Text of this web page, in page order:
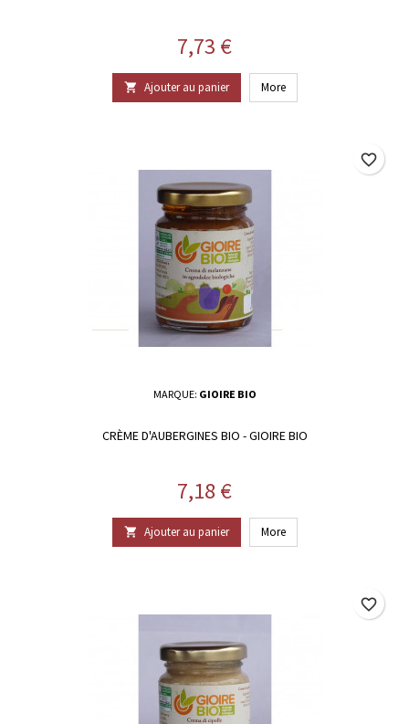
Prix
7,73 €
 Ajouter au panier More
MARQUE: GIOIRE BIO
CRÈME D'AUBERGINES BIO - GIOIRE BIO
Prix
7,18 €
 Ajouter au panier More
favorite_border
favorite_border